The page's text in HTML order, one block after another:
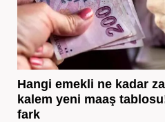
Hangi emekli ne kadar
kalem yeni maaş
fark